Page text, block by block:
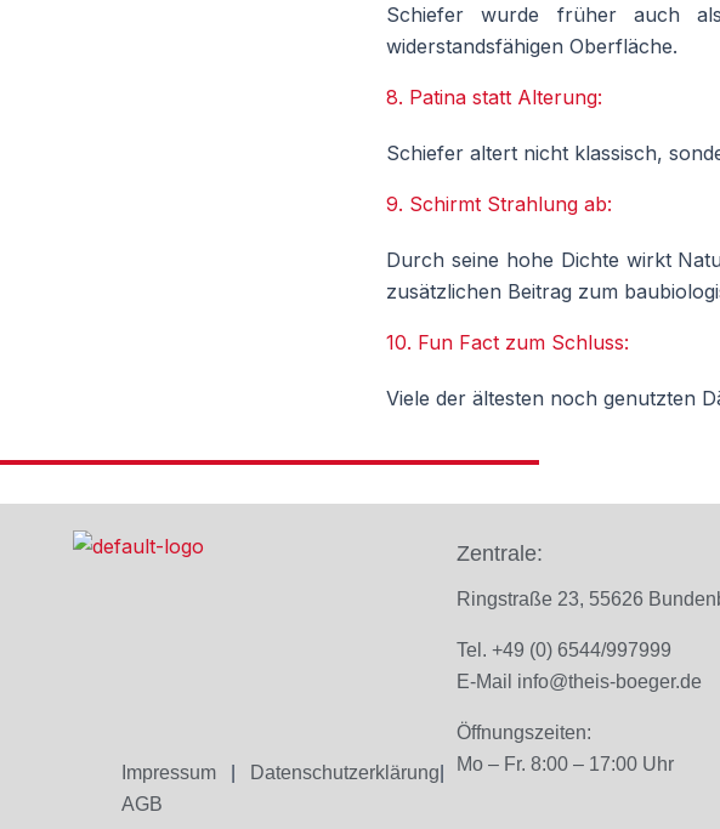
Schiefer wurde früher auch
widerstandsfähigen Oberfläche.
8. Patina statt Alterung:
Schiefer altert nicht klassisch,
9. Schirmt Strahlung ab:
Durch seine hohe Dichte wirkt
zusätzlichen Beitrag zum
10. Fun Fact zum Schluss:
Viele der ältesten noch genutzten
Impressum Datenschutzerklärung
AGB
Zentrale:
Ringstraße 23, 55626
Tel. +49 (0) 6544/997999
E-Mail info@theis-boeger.de
Öffnungszeiten:
Mo – Fr. 8:00 – 17:00 Uhr